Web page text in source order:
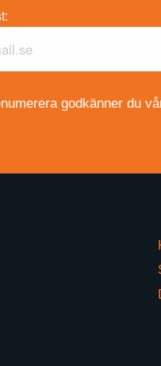
godkänner du